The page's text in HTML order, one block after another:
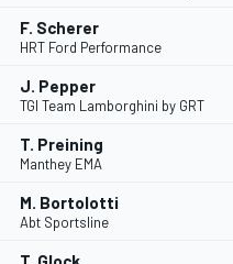
F. Scherer
HRT Ford Performance
J. Pepper
TGI Team Lamborghini by GRT
T. Preining
Manthey EMA
M. Bortolotti
Abt Sportsline